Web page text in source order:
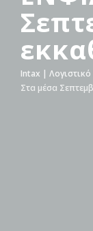
Intax |
Στα μέσα